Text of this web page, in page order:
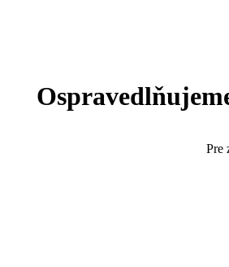
Pre